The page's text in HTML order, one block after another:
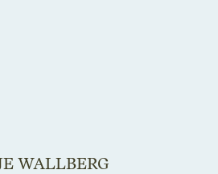
WALLBERG